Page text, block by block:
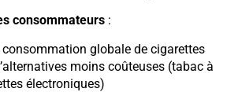
consommateurs :
consommation globale de cigarettes
moins coûteuses (tabac à
électroniques)